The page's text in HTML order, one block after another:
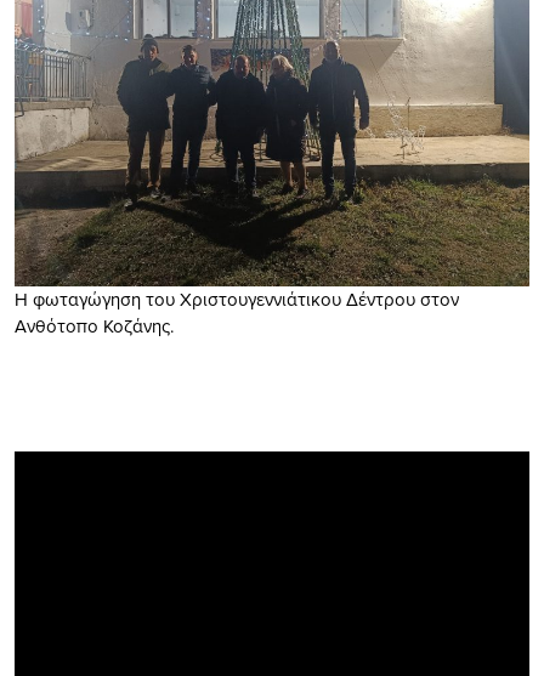
H φωταγώγηση του Χριστουγεννιάτικου Δέντρου στον
Ανθότοπο Κοζάνης.